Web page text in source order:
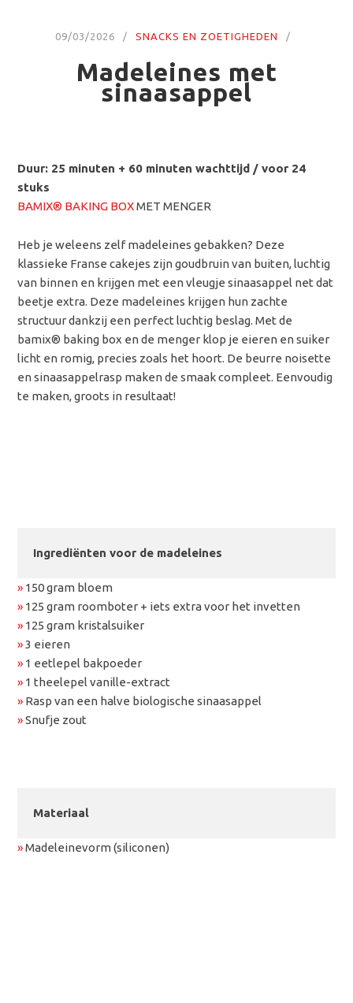
09/03/2026 SNACKS EN ZOETIGHEDEN
Madeleines met
sinaasappel
Duur: 25 minuten + 60 minuten wachttijd / voor 24
stuks
BAMIX® BAKING BOXMET MENGER
Heb je weleens zelf madeleines gebakken? Deze
klassieke Franse cakejes zijn goudbruin van buiten, luchtig
van binnen en krijgen met een vleugje sinaasappel net dat
beetje extra. Deze madeleines krijgen hun zachte
structuur dankzij een perfect luchtig beslag. Met de
bamix® baking box en de menger klop je eieren en suiker
licht en romig, precies zoals het hoort. De beurre noisette
en sinaasappelrasp maken de smaak compleet. Eenvoudig
te maken, groots in resultaat!
Ingrediënten voor de madeleines
» 150 gram bloem
» 125 gram roomboter + iets extra voor het invetten
» 125 gram kristalsuiker
»3 eieren
» 1 eetlepel bakpoeder
» 1 theelepel vanille-extract
» Rasp van een halve biologische sinaasappel
»Snufje zout
Materiaal
»Madeleinevorm (siliconen)